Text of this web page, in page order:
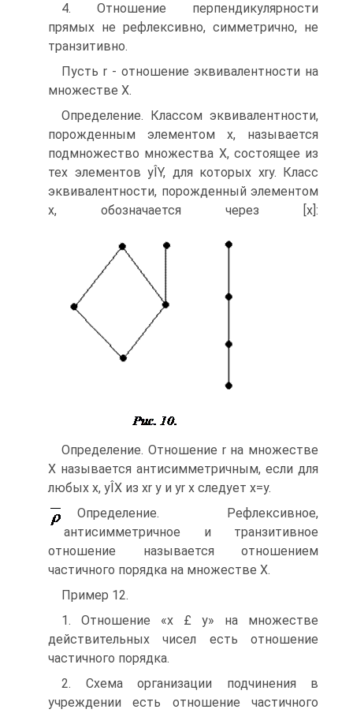
4. Отношение перпендикулярности
прямых не рефлексивно, симметрично, не
транзитивно.
Пусть r - отношение эквивалентности на
множестве Х.
Определение. Классом эквивалентности,
порожденным элементом х, называется
подмножество множества Х, состоящее из
тех элементов yÎY, для которых хrу. Класс
эквивалентности, порожденный элементом
х, обозначается через [x]:
Определение. Отношение r на множестве
Х называется антисимметричным, если для
любых х, уÎХ из хr у и уr х следует х=у.
Определение. Рефлексивное,
антисимметричное и транзитивное
отношение называется отношением
частичного порядка на множестве Х.
Пример 12.
1. Отношение «х £ у» на множестве
действительных чисел есть отношение
частичного порядка.
2. Схема организации подчинения в
учреждении есть отношение частичного